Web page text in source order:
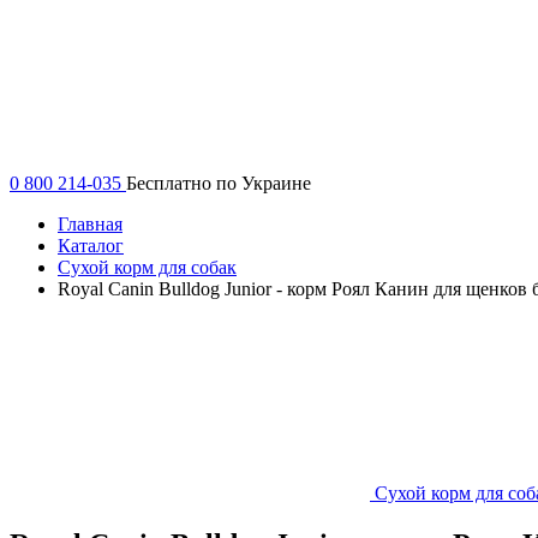
0 800 214-035 Бесплатно по Украине
Главная
Каталог
Сухой корм для собак
Royal Canin Bulldog Junior - корм Роял Канин для щенков
Сухой корм для